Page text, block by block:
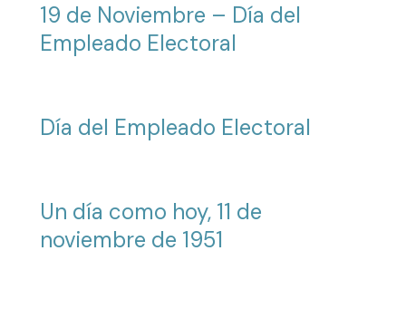
19 de Noviembre – Día del
Empleado Electoral
Día del Empleado Electoral
Un día como hoy, 11 de
noviembre de 1951